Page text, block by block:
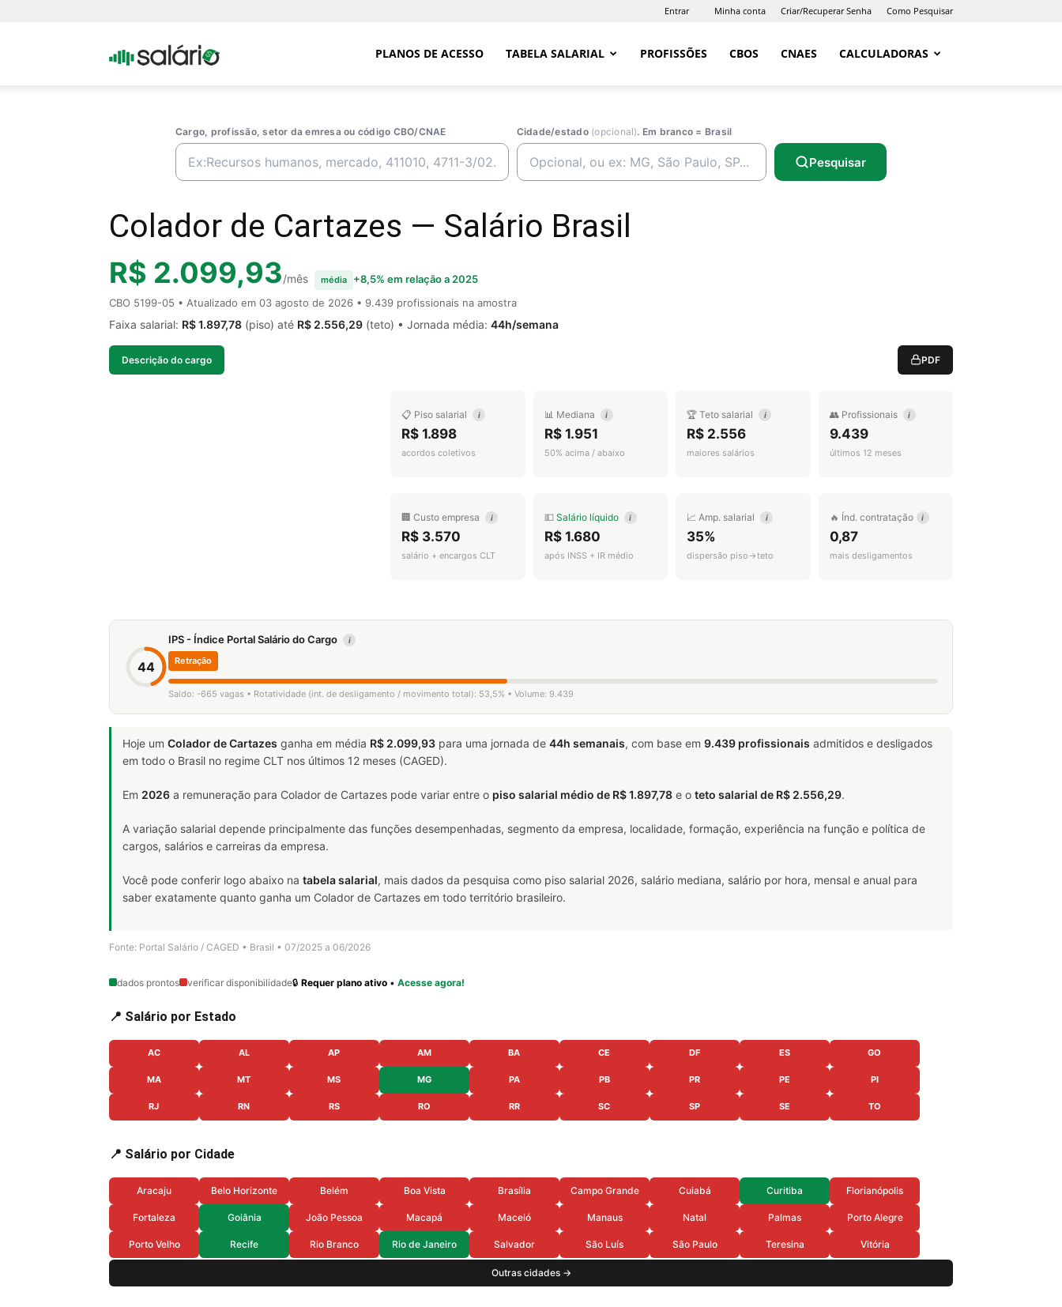
Entrar Minha conta Criar/Recuperar Senha Como Pesquisar
Portal PLANOS DE ACESSO TABELA SALARIAL PROFISSÕES CBOS CNAES CALCULADORAS
Cargo, profissão, setor da emresa ou código CBO/CNAE Cidade/estado (opcional). Em branco = Brasil
Pesquisar
Colador de Cartazes — Salário Brasil
R$ 2.099,93/mês média
+8,5% em relação a 2025
CBO 5199-05 • Atualizado em 03 agosto de 2026 • 9.439 profissionais na amostra
Faixa salarial: R$ 1.897,78 (piso) até R$ 2.556,29 (teto) • Jornada média: 44h/semana
Descrição do cargo PDF
📋 Piso salarial i
R$ 1.898
acordos coletivos
📊 Mediana i
R$ 1.951
50% acima / abaixo
🏆 Teto salarial i
R$ 2.556
maiores salários
👥 Profissionais i
9.439
últimos 12 meses
🏢 Custo empresa i
R$ 3.570
salário + encargos CLT
💵 Salário líquido i
R$ 1.680
após INSS + IR médio
📈 Amp. salarial i
35%
dispersão piso→teto
🔥 Índ. contratação i
0,87
mais desligamentos
44
IPS - Índice Portal Salário do Cargo i
Retração
Saldo: -665 vagas • Rotatividade (int. de desligamento / movimento total): 53,5% • Volume: 9.439
Hoje um Colador de Cartazes ganha em média R$ 2.099,93 para uma jornada de 44h semanais, com base em 9.439 profissionais admitidos e desligados
em todo o Brasil no regime CLT nos últimos 12 meses (CAGED).
Em 2026 a remuneração para Colador de Cartazes pode variar entre o piso salarial médio de R$ 1.897,78 e o teto salarial de R$ 2.556,29.
A variação salarial depende principalmente das funções desempenhadas, segmento da empresa, localidade, formação, experiência na função e política de
cargos, salários e carreiras da empresa.
Você pode conferir logo abaixo na tabela salarial, mais dados da pesquisa como piso salarial 2026, salário mediana, salário por hora, mensal e anual para
saber exatamente quanto ganha um Colador de Cartazes em todo território brasileiro.
Fonte: Portal Salário / CAGED • Brasil • 07/2025 a 06/2026
dados prontos verificar disponibilidade🔒 Requer plano ativo • Acesse agora!
📍 Salário por Estado
AC AL AP AM BA CE DF ES GO
MA MT MS MG PA PB PR PE PI
RJ RN RS RO RR SC SP SE TO
📍 Salário por Cidade
Aracaju Belo Horizonte Belém Boa Vista Brasília Campo Grande Cuiabá Curitiba Florianópolis
Fortaleza Goiânia João Pessoa Macapá Maceió Manaus Natal Palmas Porto Alegre
Porto Velho Recife Rio Branco Rio de Janeiro Salvador São Luís São Paulo Teresina Vitória
Outras cidades →